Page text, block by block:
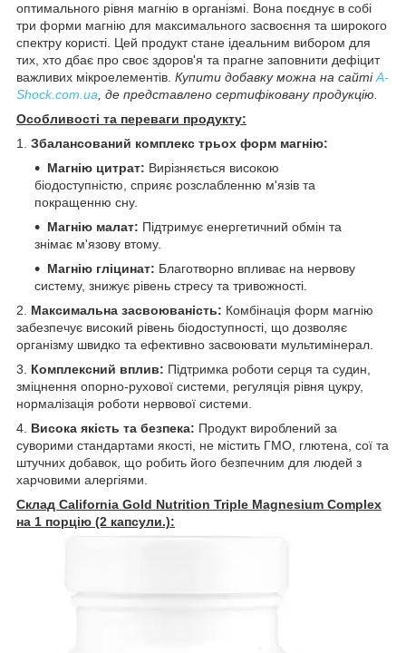
оптимального рівня магнію в організмі. Вона поєднує в собі
три форми магнію для максимального засвоєння та широкого
спектру користі. Цей продукт стане ідеальним вибором для
тих, хто дбає про своє здоров'я та прагне заповнити дефіцит
важливих мікроелементів. Купити добавку можна на сайтіA-
Shock.com.ua, де представлено сертифіковану продукцію.
Особливості та переваги продукту:
1. Збалансований комплекс трьох форм магнію:
Магнію цитрат: Вирізняється високою
біодоступністю, сприяє розслабленню м'язів та
покращенню сну.
Магнію малат: Підтримує енергетичний обмін та
знімає м'язову втому.
Магнію гліцинат: Благотворно впливає на нервову
систему, знижує рівень стресу та тривожності.
2. Максимальна засвоюваність: Комбінація форм магнію
забезпечує високий рівень біодоступності, що дозволяє
організму швидко та ефективно засвоювати мультимінерал.
3. Комплексний вплив: Підтримка роботи серця та судин,
зміцнення опорно-рухової системи, регуляція рівня цукру,
нормалізація роботи нервової системи.
4. Висока якість та безпека: Продукт вироблений за
суворими стандартами якості, не містить ГМО, глютена, сої та
штучних добавок, що робить його безпечним для людей з
харчовими алергіями.
Склад California Gold Nutrition Triple Magnesium Complex
на 1 порцію (2 капсули.):